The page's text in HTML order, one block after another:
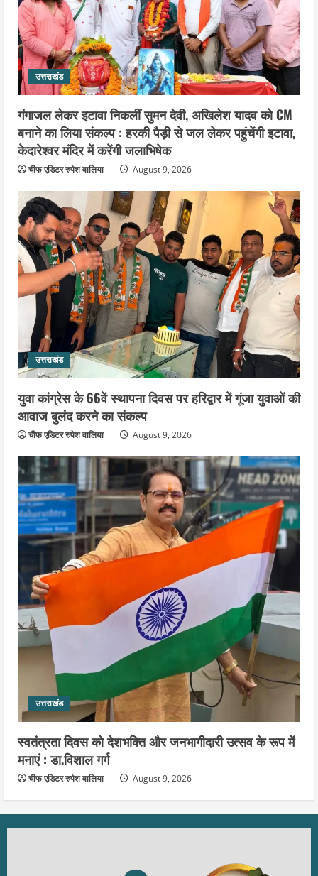
उत्तराखंड
गंगाजल लेकर इटावा निकलीं सुमन देवी, अखिलेश यादव को CM
बनाने का लिया संकल्प : हरकी पैड़ी से जल लेकर पहुंचेंगी इटावा,
केदारेश्वर मंदिर में करेंगी जलाभिषेक
चीफ एडिटर रुपेश वालिया August 9, 2026
उत्तराखंड
युवा कांग्रेस के 66वें स्थापना दिवस पर हरिद्वार में गूंजा युवाओं की
आवाज बुलंद करने का संकल्प
चीफ एडिटर रुपेश वालिया August 9, 2026
उत्तराखंड
स्वतंत्रता दिवस को देशभक्ति और जनभागीदारी उत्सव के रूप में
मनाएं : डा.विशाल गर्ग
चीफ एडिटर रुपेश वालिया August 9, 2026